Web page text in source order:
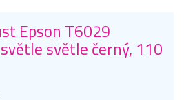
Epson T6029
světle černý, 110